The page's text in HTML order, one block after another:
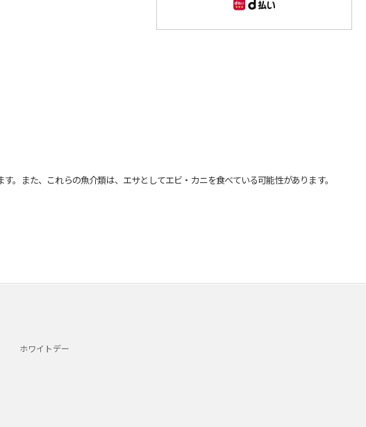
また、これらの魚介類は、エサとしてエビ・カニを食べている可能性があります。
ホワイトデー